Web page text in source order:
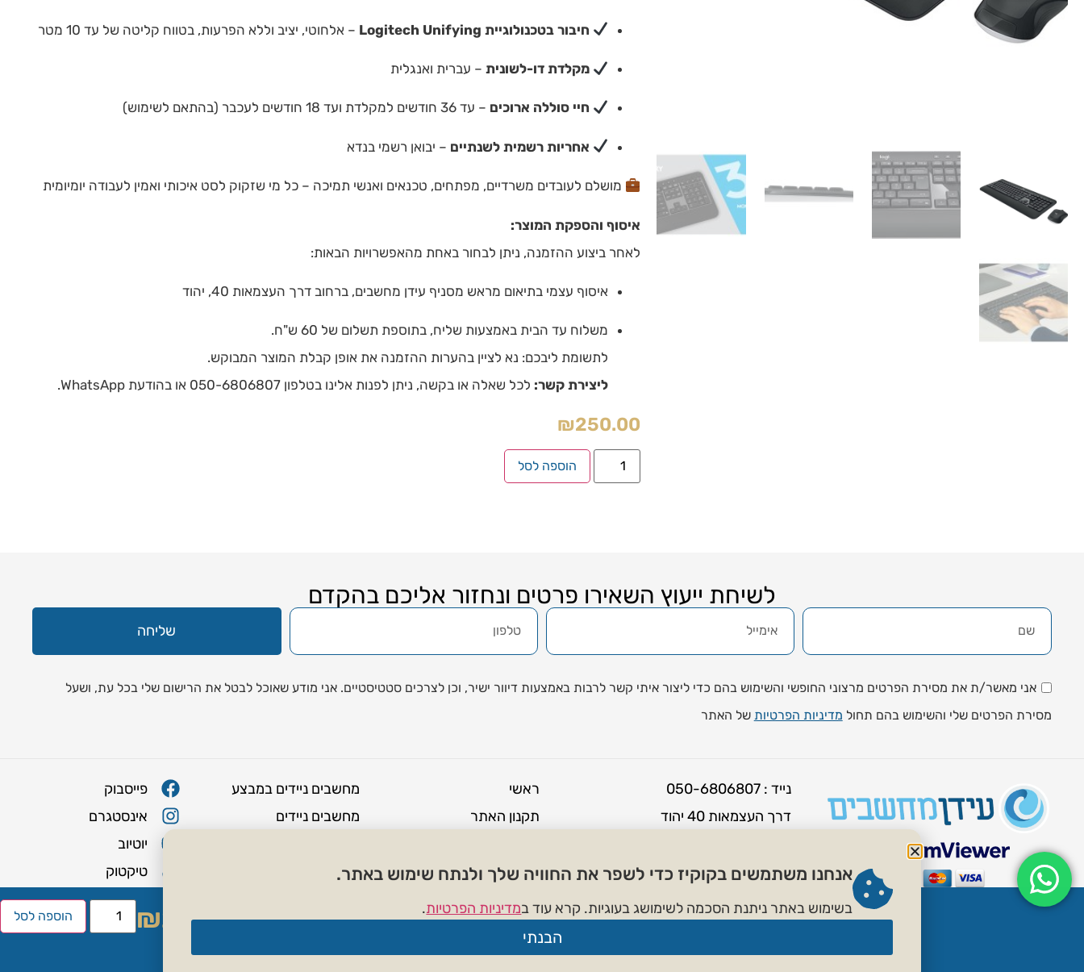
הוספה לסל ₪250.00
חיבור בטכנולוגיית Logitech Unifying – אלחוטי, יציב וללא הפרעות, בטווח קליטה של עד 10 מטר
מקלדת דו-לשונית– עברית ואנגלית
חיי סוללה ארוכים – עד 36 חודשים למקלדת ועד 18 חודשים לעכבר (בהתאם לשימוש)
אחריות רשמית לשנתיים – יבואן רשמי בנדא
מושלם לעובדים משרדיים, מפתחים, טכנאים ואנשי תמיכה – כל מי שזקוק לסט איכותי ואמין לעבודה יומיומית
איסוף והספקת המוצר:
לאחר ביצוע ההזמנה, ניתן לבחור באחת מהאפשרויות הבאות:
איסוף עצמי בתיאום מראש מסניף עידן מחשבים, ברחוב דרך העצמאות 40, יהוד
משלוח עד הבית באמצעות שליח, בתוספת תשלום של 60 ש"ח.
לתשומת ליבכם: נא לציין בהערות ההזמנה את אופן קבלת המוצר המבוקש.
ליצירת קשר: לכל שאלה או בקשה, ניתן לפנות אלינו בטלפון 050-6806807 או בהודעת WhatsApp.
₪250.00
הוספה לסל
לשיחת ייעוץ השאירו פרטים ונחזור אליכם בהקדם
אני מאשר/ת את מסירת הפרטים מרצוני החופשי והשימוש בהם כדי ליצור איתי קשר לרבות באמצעות דיוור ישיר, וכן לצרכים סטטיסטיים. אני מודע שאוכל לבטל את הרישום שלי בכל עת, ושעל
מסירת הפרטים שלי והשימוש בהם תחול מדיניות הפרטיות של האתר
שליחה
נייד : 050-6806807
דרך העצמאות 40 יהוד
א׳ - ה׳ : 9:00 - 12:00 | 15:30 - 18:00
ראשי
תקנון האתר
הצהרת נגישות
מחשבים ניידים במבצע
מחשבים ניידים
מחשבים נייחים
פייסבוק
אינסטגרם
יוטיוב
טיקטוק
אנחנו משתמשים בקוקיז כדי לשפר את החוויה שלך ולנתח שימוש באתר.
בשימוש באתר ניתנת הסכמה לשימושג בעוגיות. קרא עוד במדיניות הפרטיות.
הבנתי